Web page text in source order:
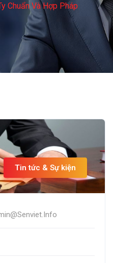
Chuẩn Và Hợp Pháp
Tin tức & Sự kiện